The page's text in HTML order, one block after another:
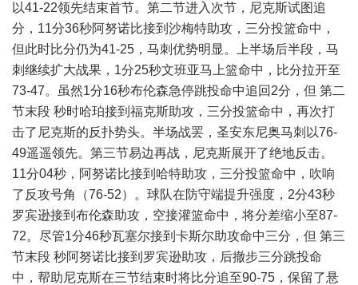
以41-22领先结束首节。第二节进入次节，尼克斯试图追
分，11分36秒阿努诺比接到沙梅特助攻，三分投篮命中，
但此时比分仍为41-25，马刺优势明显。上半场后半段，马
刺继续扩大战果，1分25秒文班亚马上篮命中，比分拉开至
73-47。虽然1分16秒布伦森急停跳投命中追回2分，但 第二
节末段 秒时哈珀接到福克斯助攻，三分投篮命中，再次打
击了尼克斯的反扑势头。半场战罢，圣安东尼奥马刺以76-
49遥遥领先。第三节易边再战，尼克斯展开了绝地反击。
11分04秒，阿努诺比接到哈特助攻，三分投篮命中，吹响
了反攻号角（76-52）。球队在防守端提升强度，2分43秒
罗宾逊接到布伦森助攻，空接灌篮命中，将分差缩小至87-
72。尽管1分46秒瓦塞尔接到卡斯尔助攻命中三分，但 第三
节末段 秒阿努诺比接到罗宾逊助攻，后撤步三分跳投命
中，帮助尼克斯在三节结束时将比分追至90-75，保留了悬